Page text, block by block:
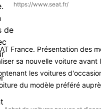
https://www.seat.fr/
France. Présentation des
sa nouvelle voiture
les voitures
du modèle préféré